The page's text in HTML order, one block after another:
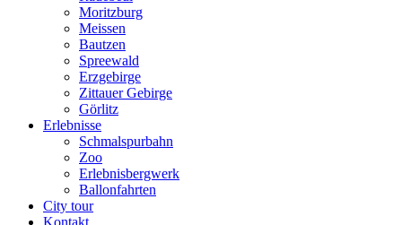
Moritzburg
Meissen
Bautzen
Spreewald
Erzgebirge
Zittauer Gebirge
Görlitz
Erlebnisse
Schmalspurbahn
Zoo
Erlebnisbergwerk
Ballonfahrten
City tour
Kontakt